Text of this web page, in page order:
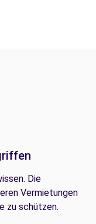
Die
Vermietungen
zu schützen.